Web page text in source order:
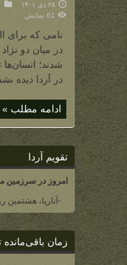
۲۸ دی ۱۴۰۱
61 نمایش
نامی که برای
در میان دو نژاد
شدند؛ انسان‌ها
در آردا دیده
ادامه مطلب »
تقویم آردا
امروز در سرزمین
-آناریا، هشتمین
زمان